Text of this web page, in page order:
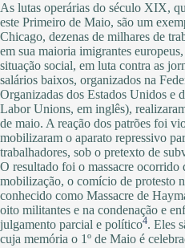
As lutas operárias do século XIX,
este Primeiro de Maio, são um
Chicago, dezenas de milhares de
em sua maioria imigrantes
situação social, em luta contra as
salários baixos, organizados na
Organizadas dos Estados Unidos e
Labor Unions, em inglês),
de maio. A reação dos patrões foi
mobilizaram o aparato repressivo
trabalhadores, sob o pretexto de
O resultado foi o massacre ocorrido
mobilização, o comício de protesto
conhecido como Massacre de
oito militantes e na condenação e
julgamento parcial e político4. Eles
cuja memória o 1º de Maio é